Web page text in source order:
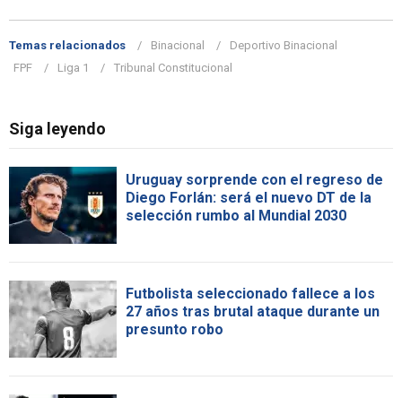
Temas relacionados Binacional
Deportivo Binacional
FPF
Liga 1 Tribunal Constitucional
Siga leyendo
Uruguay sorprende con el regreso de
Diego Forlán: será el nuevo DT de la
selección rumbo al Mundial 2030
Futbolista seleccionado fallece a los
27 años tras brutal ataque durante un
presunto robo